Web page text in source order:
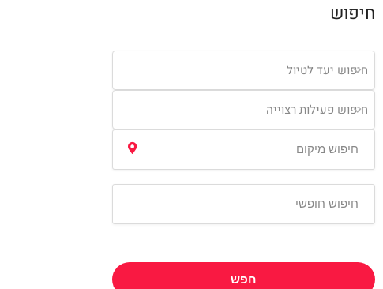
חיפוש
חיפוש יעד לטיול
חיפוש פעילות רצוייה
חפש